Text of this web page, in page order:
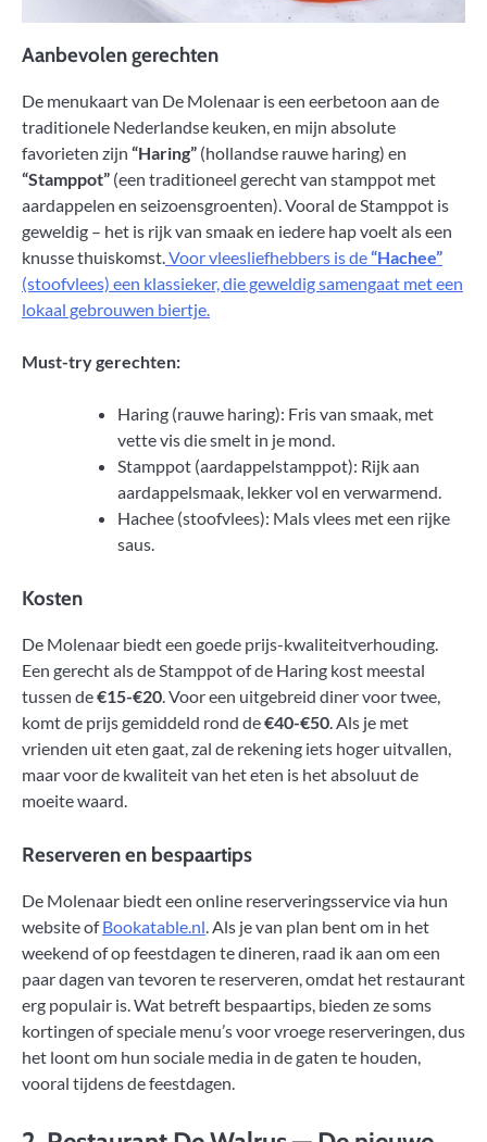
Aanbevolen gerechten
De menukaart van De Molenaar is een eerbetoon aan de
traditionele Nederlandse keuken, en mijn absolute
favorieten zijn “Haring” (hollandse rauwe haring) en
“Stamppot” (een traditioneel gerecht van stamppot met
aardappelen en seizoensgroenten). Vooral de Stamppot is
geweldig – het is rijk van smaak en iedere hap voelt als een
knusse thuiskomst.Voor vleesliefhebbers is de“Hachee”
(stoofvlees) een klassieker, die geweldig samengaat met een
lokaal gebrouwen biertje.
Must-try gerechten:
Haring (rauwe haring): Fris van smaak, met
vette vis die smelt in je mond.
Stamppot (aardappelstamppot): Rijk aan
aardappelsmaak, lekker vol en verwarmend.
Hachee (stoofvlees): Mals vlees met een rijke
saus.
Kosten
De Molenaar biedt een goede prijs-kwaliteitverhouding.
Een gerecht als de Stamppot of de Haring kost meestal
tussen de€15-€20. Voor een uitgebreid diner voor twee,
komt de prijs gemiddeld rond de€40-€50. Als je met
vrienden uit eten gaat, zal de rekening iets hoger uitvallen,
maar voor de kwaliteit van het eten is het absoluut de
moeite waard.
Reserveren en bespaartips
De Molenaar biedt een online reserveringsservice via hun
website ofBookatable.nl. Als je van plan bent om in het
weekend of op feestdagen te dineren, raad ik aan om een
paar dagen van tevoren te reserveren, omdat het restaurant
erg populair is. Wat betreft bespaartips, bieden ze soms
kortingen of speciale menu’s voor vroege reserveringen, dus
het loont om hun sociale media in de gaten te houden,
vooral tijdens de feestdagen.